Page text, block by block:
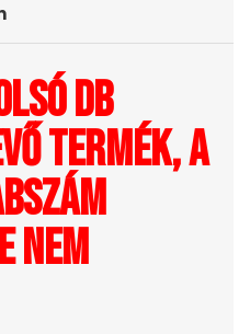
db
termék, a
nem